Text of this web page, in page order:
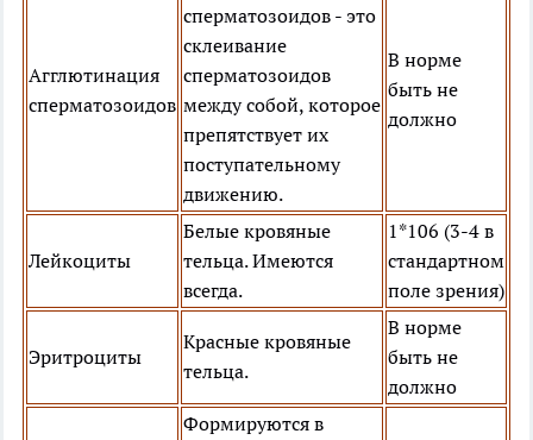
Агглютинация
сперматозоидов
сперматозоидов - это
склеивание
сперматозоидов
между собой, которое
препятствует их
поступательному
движению.
В норме
быть не
должно
Лейкоциты
Белые кровяные
тельца. Имеются
всегда.
1*106 (3-4 в
стандартном
поле зрения)
Эритроциты
Красные кровяные
тельца.
В норме
быть не
должно
Формируются в